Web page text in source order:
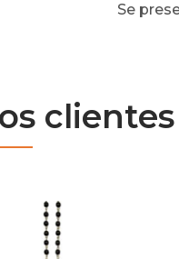
Se